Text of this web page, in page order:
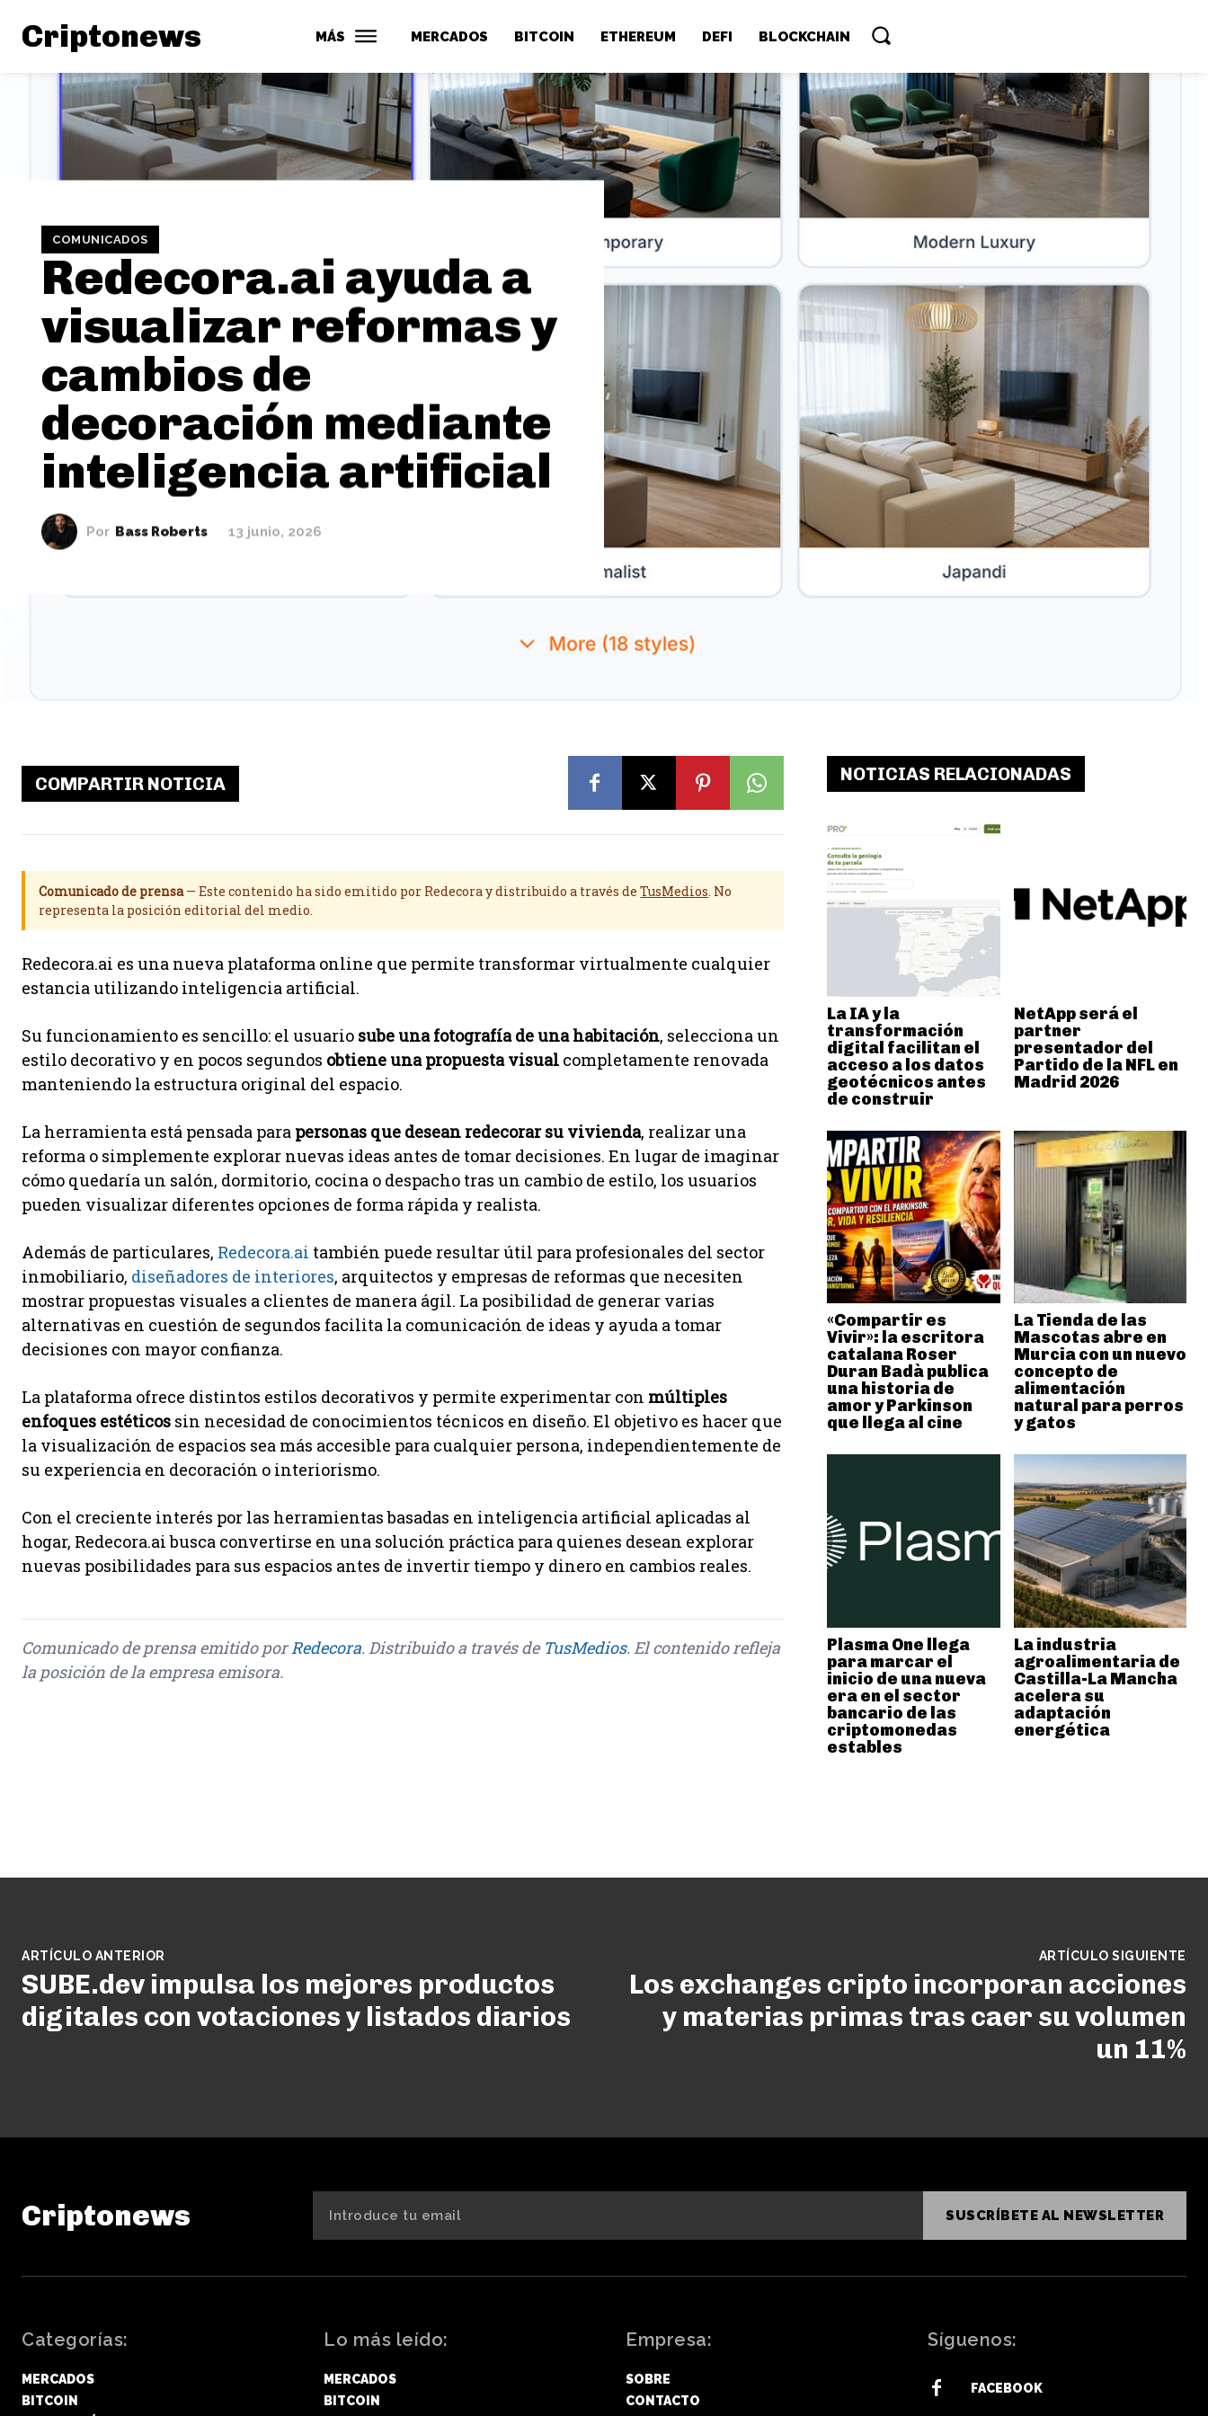
Criptonews MÁS MERCADOS BITCOIN ETHEREUM DEFI BLOCKCHAIN
COMUNICADOS
Redecora.ai ayuda a
visualizar reformas y
cambios de
decoración mediante
inteligencia artificial
Por Bass Roberts 13 junio, 2026
COMPARTIR NOTICIA
Comunicado de prensa— Este contenido ha sido emitido por Redecora y distribuido a través deTusMedios. No
representa la posición editorial del medio.
Redecora.ai es una nueva plataforma online que permite transformar virtualmente cualquier
estancia utilizando inteligencia artificial.
Su funcionamiento es sencillo: el usuario sube una fotografía de una habitación, selecciona un
estilo decorativo y en pocos segundos obtiene una propuesta visual completamente renovada
manteniendo la estructura original del espacio.
La herramienta está pensada para personas que desean redecorar su vivienda, realizar una
reforma o simplemente explorar nuevas ideas antes de tomar decisiones. En lugar de imaginar
cómo quedaría un salón, dormitorio, cocina o despacho tras un cambio de estilo, los usuarios
pueden visualizar diferentes opciones de forma rápida y realista.
Además de particulares, Redecora.ai también puede resultar útil para profesionales del sector
inmobiliario, diseñadores de interiores, arquitectos y empresas de reformas que necesiten
mostrar propuestas visuales a clientes de manera ágil. La posibilidad de generar varias
alternativas en cuestión de segundos facilita la comunicación de ideas y ayuda a tomar
decisiones con mayor confianza.
La plataforma ofrece distintos estilos decorativos y permite experimentar con múltiples
enfoques estéticos sin necesidad de conocimientos técnicos en diseño. El objetivo es hacer que
la visualización de espacios sea más accesible para cualquier persona, independientemente de
su experiencia en decoración o interiorismo.
Con el creciente interés por las herramientas basadas en inteligencia artificial aplicadas al
hogar, Redecora.ai busca convertirse en una solución práctica para quienes desean explorar
nuevas posibilidades para sus espacios antes de invertir tiempo y dinero en cambios reales.
Comunicado de prensa emitido porRedecora. Distribuido a través de TusMedios. El contenido refleja
la posición de la empresa emisora.
NOTICIAS RELACIONADAS
La IA y la
transformación
digital facilitan el
acceso a los datos
geotécnicos antes
de construir
NetApp será el
partner
presentador del
Partido de la NFL en
Madrid 2026
«Compartir es
Vivir»: la escritora
catalana Roser
Duran Badà publica
una historia de
amor y Parkinson
que llega al cine
La Tienda de las
Mascotas abre en
Murcia con un nuevo
concepto de
alimentación
natural para perros
y gatos
Plasma One llega
para marcar el
inicio de una nueva
era en el sector
bancario de las
criptomonedas
estables
La industria
agroalimentaria de
Castilla-La Mancha
acelera su
adaptación
energética
ARTÍCULO ANTERIOR
SUBE.dev impulsa los mejores productos
digitales con votaciones y listados diarios
ARTÍCULO SIGUIENTE
Los exchanges cripto incorporan acciones
y materias primas tras caer su volumen
un 11%
Criptonews SUSCRÍBETE AL NEWSLETTER
Categorías:
MERCADOS
BITCOIN
Lo más leído:
MERCADOS
BITCOIN
Empresa:
SOBRE
CONTACTO
Síguenos:
FACEBOOK